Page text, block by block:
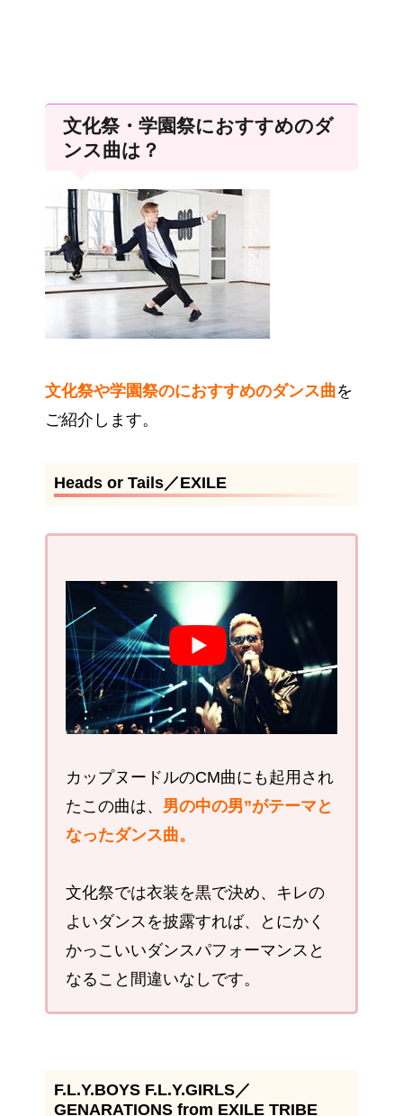
文化祭・学園祭におすすめのダ
ンス曲は？
文化祭や学園祭のにおすすめのダンス曲を
ご紹介します。
Heads or Tails／EXILE
カップヌードルのCM曲にも起用され
たこの曲は、 男の中の男”がテーマと
なったダンス曲。
文化祭では衣装を黒で決め、キレの
よいダンスを披露すれば、とにかく
かっこいいダンスパフォーマンスと
なること間違いなしです。
F.L.Y.BOYS F.L.Y.GIRLS／
GENARATIONS from EXILE TRIBE